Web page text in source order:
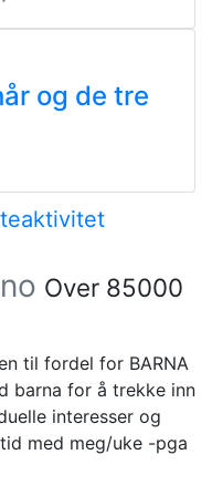
og de tre
Over 85000
til fordel for BARNA
barna for å trekke inn
interesser og
med meg/uke -pga